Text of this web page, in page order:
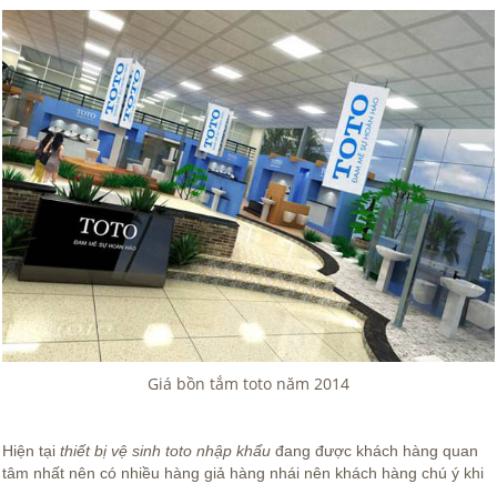
Giá bồn tắm toto năm 2014
Hiện tại thiết bị vệ sinh toto nhập khẩu đang được khách hàng quan
tâm nhất nên có nhiều hàng giả hàng nhái nên khách hàng chú ý khi